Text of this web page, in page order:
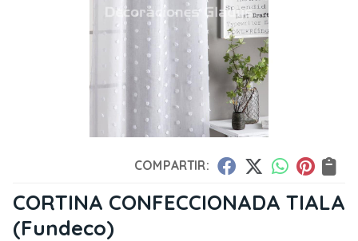
COMPARTIR:
CORTINA CONFECCIONADA TIALA
(Fundeco)